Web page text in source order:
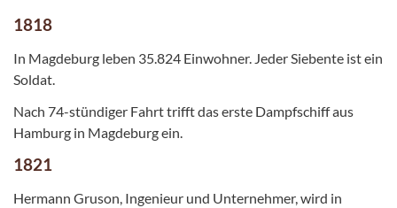
1818
In Magdeburg leben 35.824 Einwohner. Jeder Siebente ist ein
Soldat.
Nach 74-stündiger Fahrt trifft das erste Dampfschiff aus
Hamburg in Magdeburg ein.
1821
Hermann Gruson, Ingenieur und Unternehmer, wird in